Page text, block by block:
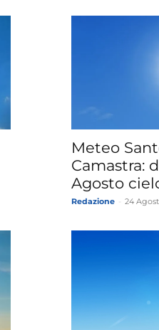
Meteo
Camastra:
Agosto
Redazione 24